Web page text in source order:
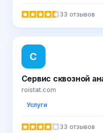
33 отзывов
С
Сервис сквозной
roistat.com
Услуги
33 отзывов